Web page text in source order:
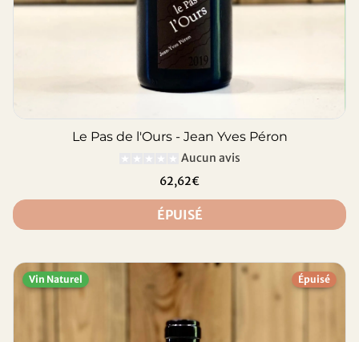
Le Pas de l'Ours - Jean Yves Péron
Aucun avis
62,62€
ÉPUISÉ
Vin Naturel Épuisé